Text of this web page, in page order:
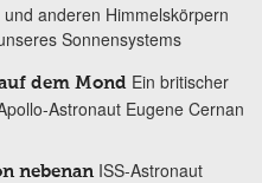
anderen Himmelskörpern
Sonnensystems
dem Mond Ein britischer
Astronaut Eugene Cernan
nebenan ISS-Astronaut